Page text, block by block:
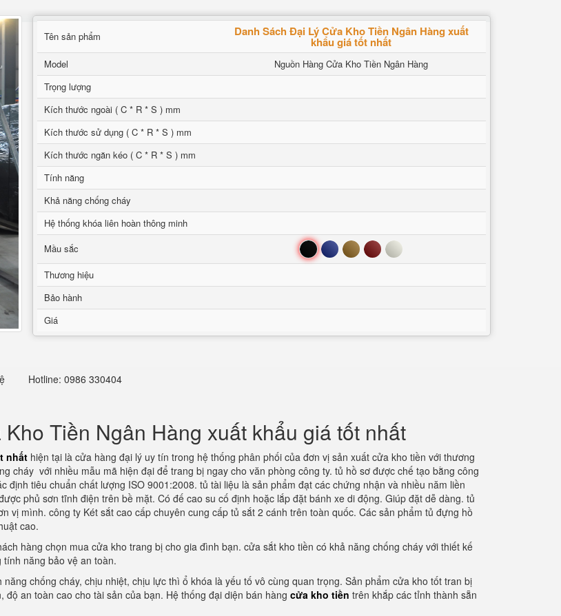
Tên sản phẩm Danh Sách Đại Lý Cửa Kho Tiền Ngân Hàng xuất
khẩu giá tốt nhất
Model
Nguồn Hàng Cửa Kho Tiền Ngân Hàng
Trọng lượng
Kích thước ngoài ( C * R * S ) mm
Kích thước sử dụng ( C * R * S ) mm
Kích thước ngăn kéo ( C * R * S ) mm
Tính năng
Khả năng chống cháy
Hệ thống khóa liên hoàn thông minh
Mầu sắc
Đen Xanh Nâu Đỏ Trắng
Thương hiệu
Bảo hành
Giá
Hotline: 0986 330404
Tiền Ngân Hàng xuất khẩu giá tốt nhất
nhất hiện tại là cửa hàng đại lý uy tín trong hệ thống phân phối của đơn vị sản xuất cửa kho tiền với thương
cháy với nhiều mẫu mã hiện đại để trang bị ngay cho văn phòng công ty. tủ hồ sơ được chế tạo bằng công
định tiêu chuẩn chất lượng ISO 9001:2008. tủ tài liệu là sản phẩm đạt các chứng nhận và nhiều năm liền
phủ sơn tĩnh điện trên bề mặt. Có đế cao su cố định hoặc lắp đặt bánh xe di động. Giúp đặt dễ dàng. tủ
vị mình. công ty Két sắt cao cấp chuyên cung cấp tủ sắt 2 cánh trên toàn quốc. Các sản phẩm tủ đựng hồ
cao.
hàng chọn mua cửa kho trang bị cho gia đình bạn. cửa sắt kho tiền có khả năng chống cháy với thiết kế
năng bảo vệ an toàn.
chống cháy, chịu nhiệt, chịu lực thì ổ khóa là yếu tố vô cùng quan trọng. Sản phẩm cửa kho tốt tran bị
an toàn cao cho tài sản của bạn. Hệ thống đại diện bán hàng cửa kho tiền trên khắp các tỉnh thành sẵn